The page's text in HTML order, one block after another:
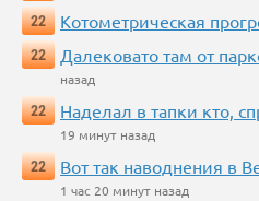
22
Котометрическая
22
Далековато там от
назад
22
Наделал в тапки кто,
19 минут назад
22
Вот так наводнения в
1 час 20 минут назад